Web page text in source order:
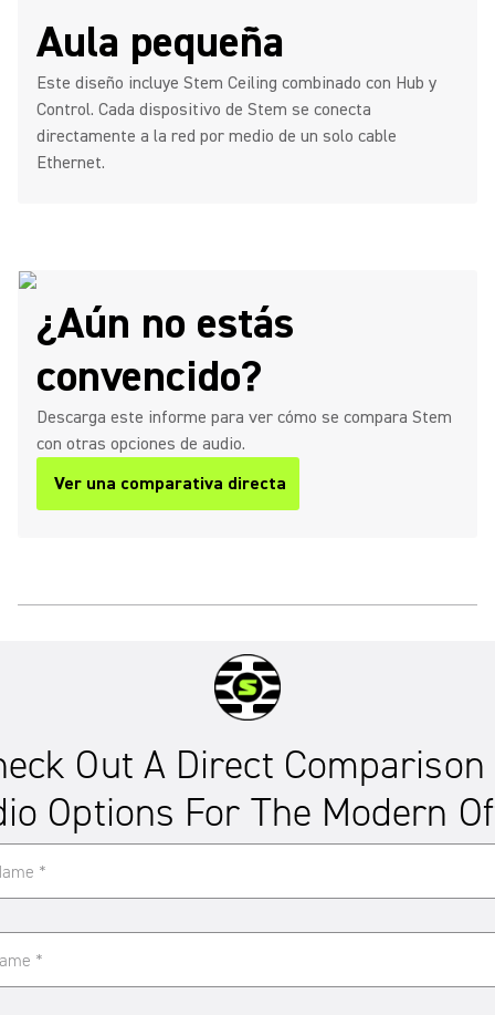
Aula pequeña
Este diseño incluye Stem Ceiling combinado con Hub y
Control. Cada dispositivo de Stem se conecta
directamente a la red por medio de un solo cable
Ethernet.
¿Aún no estás
convencido?
Descarga este informe para ver cómo se compara Stem
con otras opciones de audio.
Ver una comparativa directa